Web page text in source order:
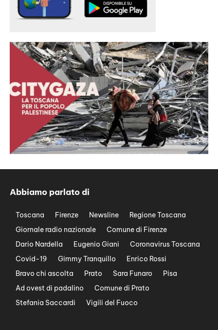
Abbiamo parlato di
Toscana Firenze Newsline
Regione Toscana
Giornale radio nazionale
Comune di Firenze
Dario Nardella
Eugenio Giani
Coronavirus Toscana
Covid-19
Gimmy Tranquillo
Enrico Rossi
Bravo chi ascolta
Prato Sara Funaro
Pisa
Ad ovest di padalino
Comune di Prato
Stefania Saccardi
Vigili del Fuoco